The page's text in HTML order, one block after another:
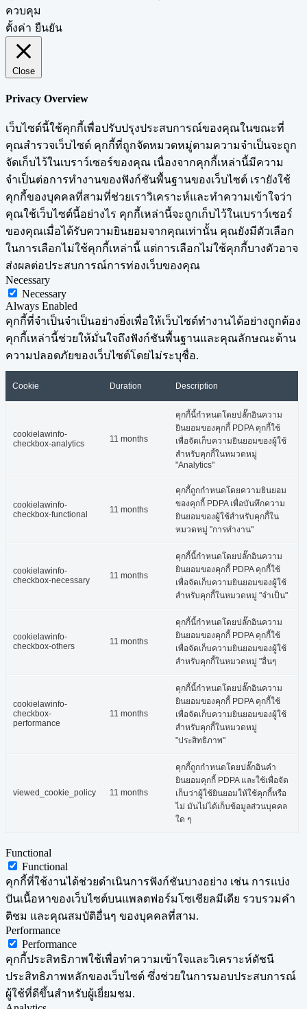
ควบคุม
ตั้งค่า ยืนยัน
Close
Privacy Overview
เว็บไซต์นี้ใช้คุกกี้เพื่อปรับปรุงประสบการณ์ของคุณในขณะที่
คุณสำรวจเว็บไซต์ คุกกี้ที่ถูกจัดหมวดหมู่ตามความจำเป็นจะถูก
จัดเก็บไว้ในเบราว์เซอร์ของคุณ เนื่องจากคุกกี้เหล่านี้มีความ
จำเป็นต่อการทำงานของฟังก์ชันพื้นฐานของเว็บไซต์ เรายังใช้
คุกกี้ของบุคคลที่สามที่ช่วยเราวิเคราะห์และทำความเข้าใจว่า
คุณใช้เว็บไซต์นี้อย่างไร คุกกี้เหล่านี้จะถูกเก็บไว้ในเบราว์เซอร์
ของคุณเมื่อได้รับความยินยอมจากคุณเท่านั้น คุณยังมีตัวเลือก
ในการเลือกไม่ใช้คุกกี้เหล่านี้ แต่การเลือกไม่ใช้คุกกี้บางตัวอาจ
ส่งผลต่อประสบการณ์การท่องเว็บของคุณ
Necessary
Necessary
Always Enabled
คุกกี้ที่จำเป็นจำเป็นอย่างยิ่งเพื่อให้เว็บไซต์ทำงานได้อย่างถูกต้อง
คุกกี้เหล่านี้ช่วยให้มั่นใจถึงฟังก์ชันพื้นฐานและคุณลักษณะด้าน
ความปลอดภัยของเว็บไซต์โดยไม่ระบุชื่อ.
Cookie Duration Description
cookielawinfo-
checkbox-analytics
11 months
คุกกี้นี้กำหนดโดยปลั๊กอินความ
ยินยอมของคุกกี้ PDPA คุกกี้ใช้
เพื่อจัดเก็บความยินยอมของผู้ใช้
สำหรับคุกกี้ในหมวดหมู่
"Analytics"
cookielawinfo-
checkbox-functional
11 months
คุกกี้ถูกกำหนดโดยความยินยอม
ของคุกกี้ PDPA เพื่อบันทึกความ
ยินยอมของผู้ใช้สำหรับคุกกี้ใน
หมวดหมู่ "การทำงาน"
cookielawinfo-
checkbox-necessary
11 months
คุกกี้นี้กำหนดโดยปลั๊กอินความ
ยินยอมของคุกกี้ PDPA คุกกี้ใช้
เพื่อจัดเก็บความยินยอมของผู้ใช้
สำหรับคุกกี้ในหมวดหมู่ "จำเป็น"
cookielawinfo-
checkbox-others
11 months
คุกกี้นี้กำหนดโดยปลั๊กอินความ
ยินยอมของคุกกี้ PDPA คุกกี้ใช้
เพื่อจัดเก็บความยินยอมของผู้ใช้
สำหรับคุกกี้ในหมวดหมู่ "อื่นๆ
cookielawinfo-
checkbox-
performance
11 months
คุกกี้นี้กำหนดโดยปลั๊กอินความ
ยินยอมของคุกกี้ PDPA คุกกี้ใช้
เพื่อจัดเก็บความยินยอมของผู้ใช้
สำหรับคุกกี้ในหมวดหมู่
"ประสิทธิภาพ"
viewed_cookie_policy 11 months
คุกกี้ถูกกำหนดโดยปลั๊กอินคำ
ยินยอมคุกกี้ PDPA และใช้เพื่อจัด
เก็บว่าผู้ใช้ยินยอมให้ใช้คุกกี้หรือ
ไม่ มันไม่ได้เก็บข้อมูลส่วนบุคคล
ใด ๆ
Functional
Functional
คุกกี้ที่ใช้งานได้ช่วยดำเนินการฟังก์ชันบางอย่าง เช่น การแบ่ง
ปันเนื้อหาของเว็บไซต์บนแพลตฟอร์มโซเชียลมีเดีย รวบรวมคำ
ติชม และคุณสมบัติอื่นๆ ของบุคคลที่สาม.
Performance
Performance
คุกกี้ประสิทธิภาพใช้เพื่อทำความเข้าใจและวิเคราะห์ดัชนี
ประสิทธิภาพหลักของเว็บไซต์ ซึ่งช่วยในการมอบประสบการณ์
ผู้ใช้ที่ดีขึ้นสำหรับผู้เยี่ยมชม.